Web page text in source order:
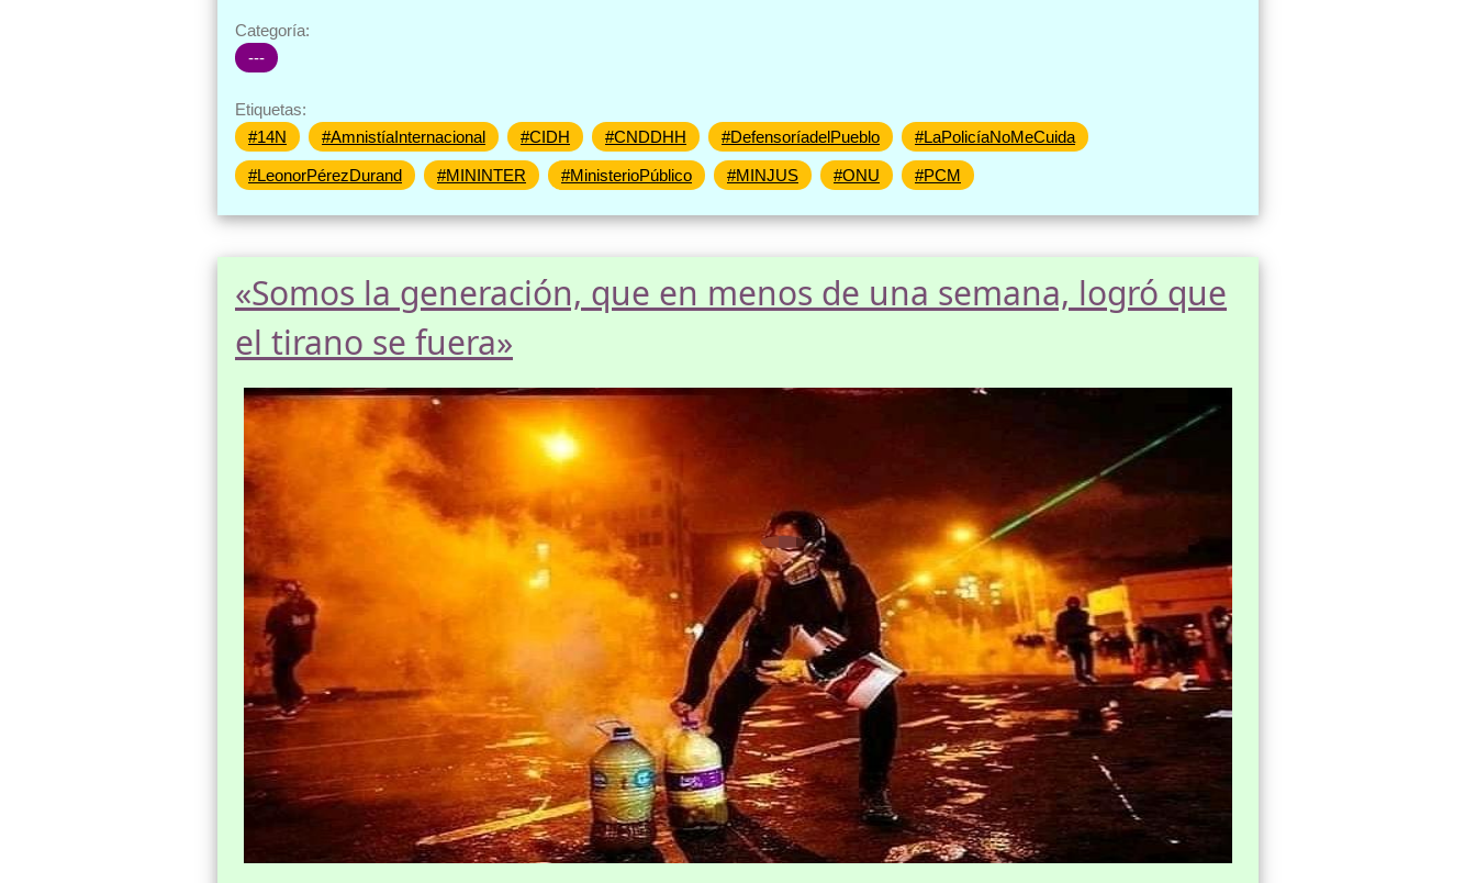
Categoría:
---
Etiquetas:
#14N
#AmnistíaInternacional #CIDH #CNDDHH #DefensoríadelPueblo #LaPolicíaNoMeCuida
#LeonorPérezDurand #MININTER #MinisterioPúblico #MINJUS #ONU #PCM
«Somos la generación, que en menos de una semana, logró que
el tirano se fuera»